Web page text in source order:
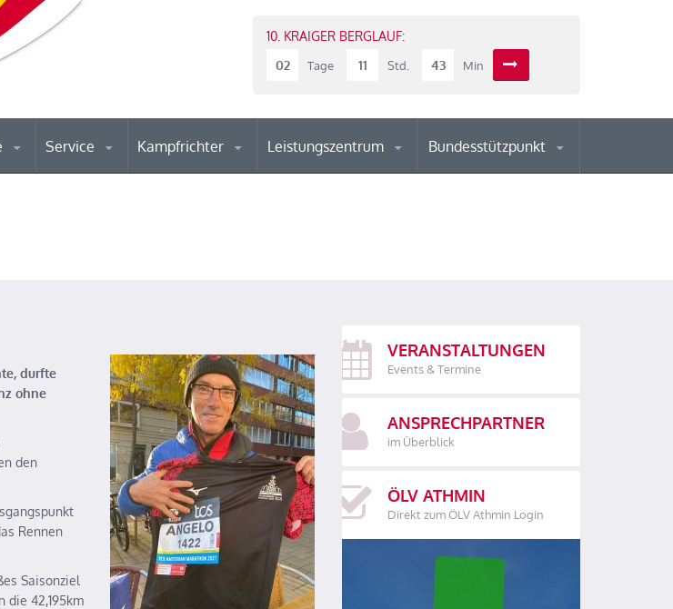
10. KRAIGER BERGLAUF:
02
Tage 11 Std. 43 Min
Service Kampfrichter Leistungszentrum Bundesstützpunkt
durfte
ohne
den
Rennen
Saisonziel
die 42,195km
VERANSTALTUNGEN
Events & Termine
ANSPRECHPARTNER
im Überblick
ÖLV ATHMIN
Direkt zum ÖLV Athmin Login